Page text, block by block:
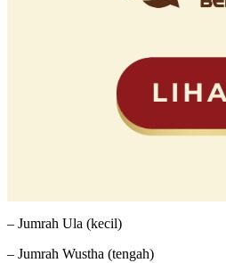
– Jumrah Ula (kecil)
– Jumrah Wustha (tengah)